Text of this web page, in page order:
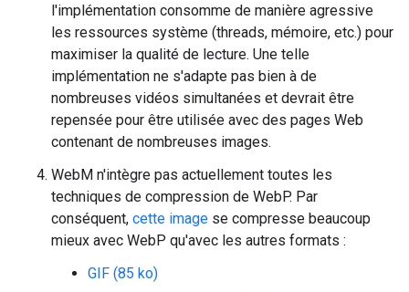
l'implémentation consomme de manière agressive
les ressources système (threads, mémoire, etc.) pour
maximiser la qualité de lecture. Une telle
implémentation ne s'adapte pas bien à de
nombreuses vidéos simultanées et devrait être
repensée pour être utilisée avec des pages Web
contenant de nombreuses images.
WebM n'intègre pas actuellement toutes les
techniques de compression de WebP. Par
conséquent, cette image se compresse beaucoup
mieux avec WebP qu'avec les autres formats :
GIF (85 ko)